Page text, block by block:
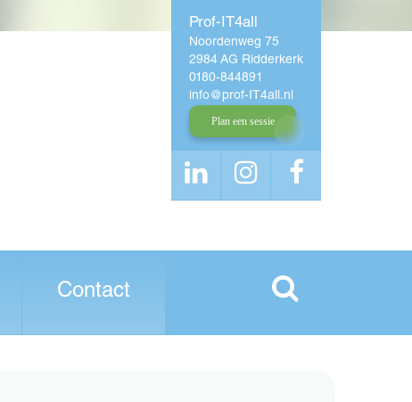
Prof-IT4all
Noordenweg 75
2984 AG Ridderkerk
0180-844891
info
prof-IT4all nl
Plan een sessie
Contact